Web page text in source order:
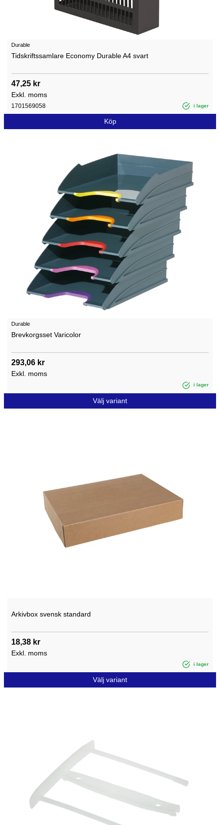
Durable
Tidskriftssamlare Economy Durable A4 svart
47,25 kr
Exkl. moms
1701569058 i lager
Köp
Durable
Brevkorgsset Varicolor
293,06 kr
Exkl. moms
i lager
Välj variant
Arkivbox svensk standard
18,38 kr
Exkl. moms
i lager
Välj variant